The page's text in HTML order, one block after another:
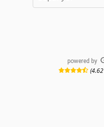
powered by